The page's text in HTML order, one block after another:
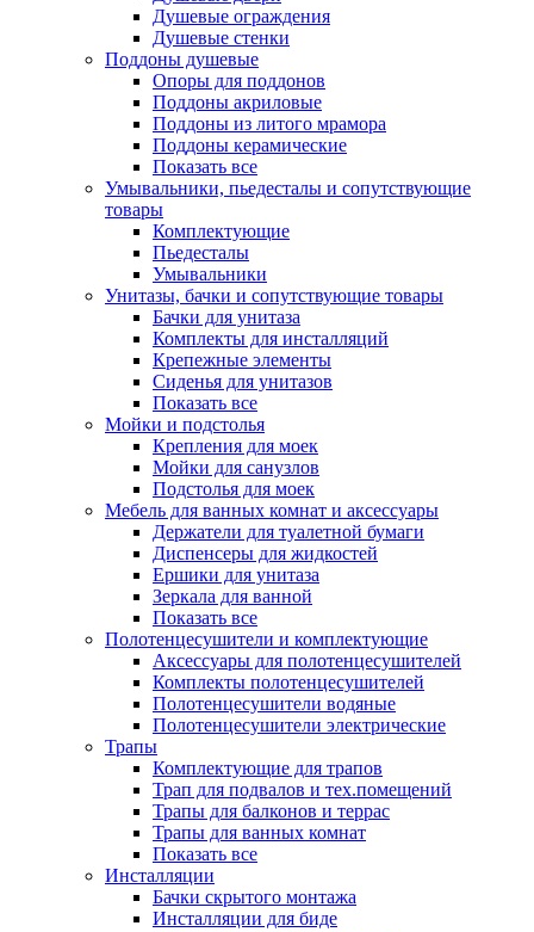
Душевые ограждения
Душевые стенки
Поддоны душевые
Опоры для поддонов
Поддоны акриловые
Поддоны из литого мрамора
Поддоны керамические
Показать все
Умывальники, пьедесталы и сопутствующие
товары
Комплектующие
Пьедесталы
Умывальники
Унитазы, бачки и сопутствующие товары
Бачки для унитаза
Комплекты для инсталляций
Крепежные элементы
Сиденья для унитазов
Показать все
Мойки и подстолья
Крепления для моек
Мойки для санузлов
Подстолья для моек
Мебель для ванных комнат и аксессуары
Держатели для туалетной бумаги
Диспенсеры для жидкостей
Ершики для унитаза
Зеркала для ванной
Показать все
Полотенцесушители и комплектующие
Аксессуары для полотенцесушителей
Комплекты полотенцесушителей
Полотенцесушители водяные
Полотенцесушители электрические
Трапы
Комплектующие для трапов
Трап для подвалов и тех.помещений
Трапы для балконов и террас
Трапы для ванных комнат
Показать все
Инсталляции
Бачки скрытого монтажа
Инсталляции для биде